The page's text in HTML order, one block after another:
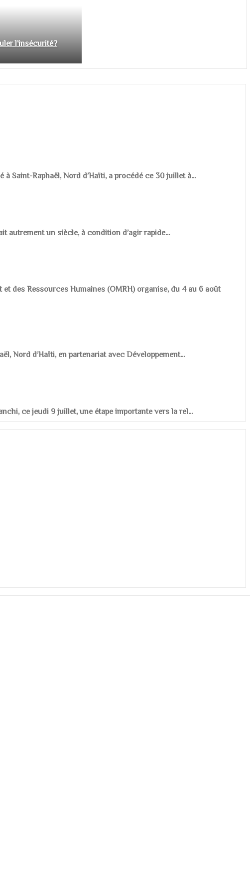
l'insécurité?
Saint-Raphaël, Nord d’Haïti, a procédé ce 30 juillet à...
autrement un siècle, à condition d’agir rapide...
des Ressources Humaines (OMRH) organise, du 4 au 6 août
Nord d’Haïti, en partenariat avec Développement...
ce jeudi 9 juillet, une étape importante vers la rel...